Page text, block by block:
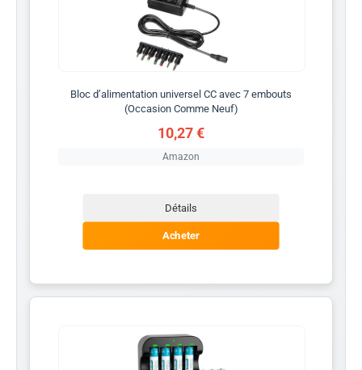
Bloc d’alimentation universel CC avec 7 embouts
(Occasion Comme Neuf)
10,27 €
Amazon
Détails
Acheter